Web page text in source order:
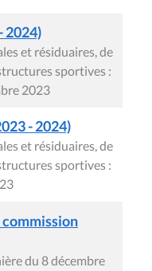
2024)
et résiduaires, de
sportives :
2023
- 2024)
et résiduaires, de
sportives :
du 8 décembre